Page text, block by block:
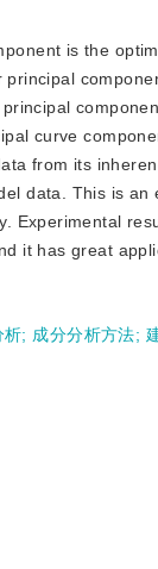
is the
curve
from its
data. This is
Experimental
it has great
析; 成分分析方法;